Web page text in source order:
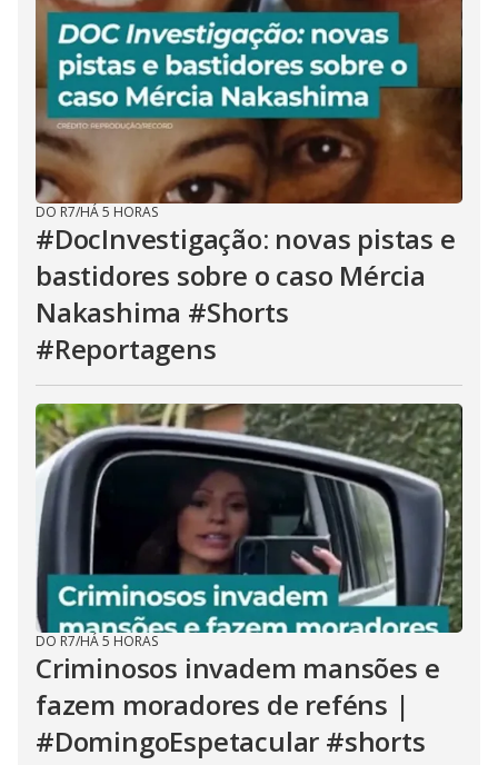
DO R7/HÁ 5 HORAS
#DocInvestigação: novas pistas e
bastidores sobre o caso Mércia
Nakashima #Shorts
#Reportagens
DO R7/HÁ 5 HORAS
Criminosos invadem mansões e
fazem moradores de reféns |
#DomingoEspetacular #shorts